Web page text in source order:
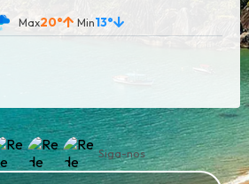
20° 13°
Siga-nos